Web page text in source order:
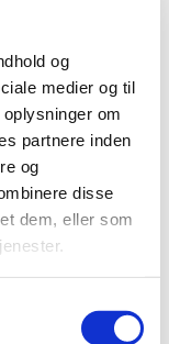
og
medier og til
om
partnere inden
og
disse
dem, eller som